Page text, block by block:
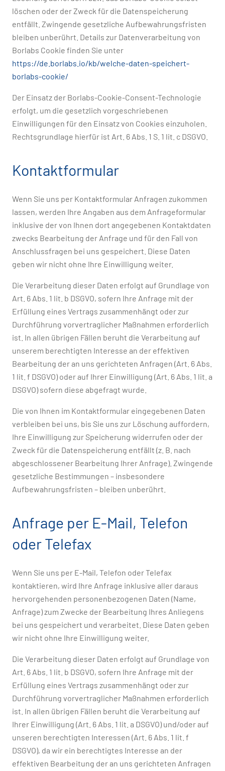
löschen oder der Zweck für die Datenspeicherung
entfällt. Zwingende gesetzliche Aufbewahrungsfristen
bleiben unberührt. Details zur Datenverarbeitung von
Borlabs Cookie finden Sie unter
https://de.borlabs.io/kb/welche-daten-speichert-
borlabs-cookie/
Der Einsatz der Borlabs-Cookie-Consent-Technologie
erfolgt, um die gesetzlich vorgeschriebenen
Einwilligungen für den Einsatz von Cookies einzuholen.
Rechtsgrundlage hierfür ist Art. 6 Abs. 1 S. 1 lit. c DSGVO.
Kontaktformular
Wenn Sie uns per Kontaktformular Anfragen zukommen
lassen, werden Ihre Angaben aus dem Anfrageformular
inklusive der von Ihnen dort angegebenen Kontaktdaten
zwecks Bearbeitung der Anfrage und für den Fall von
Anschlussfragen bei uns gespeichert. Diese Daten
geben wir nicht ohne Ihre Einwilligung weiter.
Die Verarbeitung dieser Daten erfolgt auf Grundlage von
Art. 6 Abs. 1 lit. b DSGVO, sofern Ihre Anfrage mit der
Erfüllung eines Vertrags zusammenhängt oder zur
Durchführung vorvertraglicher Maßnahmen erforderlich
ist. In allen übrigen Fällen beruht die Verarbeitung auf
unserem berechtigten Interesse an der effektiven
Bearbeitung der an uns gerichteten Anfragen (Art. 6 Abs.
1 lit. f DSGVO) oder auf Ihrer Einwilligung (Art. 6 Abs. 1 lit. a
DSGVO) sofern diese abgefragt wurde.
Die von Ihnen im Kontaktformular eingegebenen Daten
verbleiben bei uns, bis Sie uns zur Löschung auffordern,
Ihre Einwilligung zur Speicherung widerrufen oder der
Zweck für die Datenspeicherung entfällt (z. B. nach
abgeschlossener Bearbeitung Ihrer Anfrage). Zwingende
gesetzliche Bestimmungen – insbesondere
Aufbewahrungsfristen – bleiben unberührt.
Anfrage per E-Mail, Telefon
oder Telefax
Wenn Sie uns per E-Mail, Telefon oder Telefax
kontaktieren, wird Ihre Anfrage inklusive aller daraus
hervorgehenden personenbezogenen Daten (Name,
Anfrage) zum Zwecke der Bearbeitung Ihres Anliegens
bei uns gespeichert und verarbeitet. Diese Daten geben
wir nicht ohne Ihre Einwilligung weiter.
Die Verarbeitung dieser Daten erfolgt auf Grundlage von
Art. 6 Abs. 1 lit. b DSGVO, sofern Ihre Anfrage mit der
Erfüllung eines Vertrags zusammenhängt oder zur
Durchführung vorvertraglicher Maßnahmen erforderlich
ist. In allen übrigen Fällen beruht die Verarbeitung auf
Ihrer Einwilligung (Art. 6 Abs. 1 lit. a DSGVO) und/oder auf
unseren berechtigten Interessen (Art. 6 Abs. 1 lit. f
DSGVO), da wir ein berechtigtes Interesse an der
effektiven Bearbeitung der an uns gerichteten Anfragen